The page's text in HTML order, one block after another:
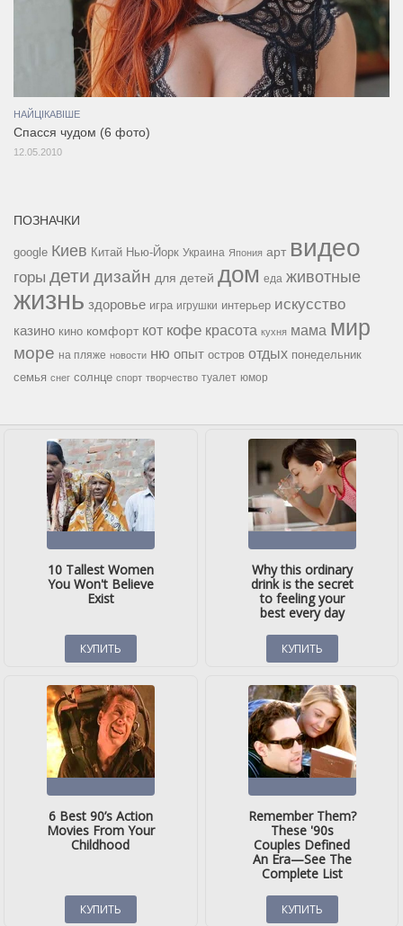
НАЙЦІКАВІШЕ
Спасся чудом (6 фото)
12.05.2010
ПОЗНАЧКИ
google Киев Китай Нью-Йорк Украина Япония арт видео
горы дети дизайн для детей дом еда животные
жизнь здоровье игра игрушки интерьер искусство
казино кино комфорт кот кофе красота кухня мама мир
море на пляже новости ню опыт остров отдых понедельник
семья снег солнце спорт творчество туалет юмор